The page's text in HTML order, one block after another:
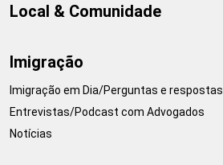
Local & Comunidade
Imigração
Imigração em Dia/Perguntas e respostas
Entrevistas/Podcast com Advogados
Notícias